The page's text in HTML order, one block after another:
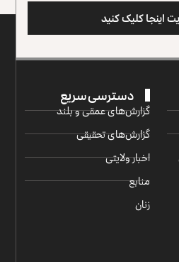
اینجا کلیک کنید
دسترسی سریع
گزارش‌‌های عمقی و بلند
گزارش‌های تحقیقی
اخبار ولایتی
منابع
زنان